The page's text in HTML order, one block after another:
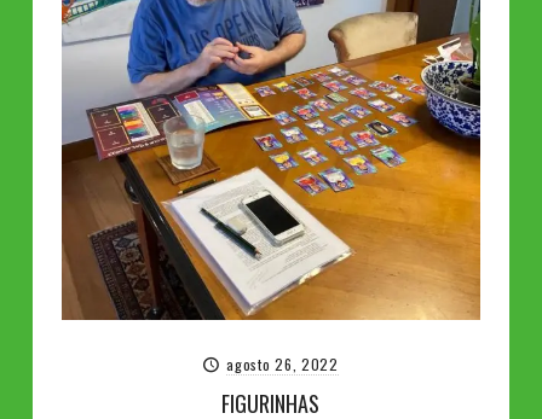
agosto 26, 2022
FIGURINHAS